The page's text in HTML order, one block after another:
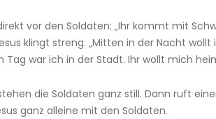
vor den Soldaten: „Ihr kommt mit
klingt streng. „Mitten in der Nacht
Tag war ich in der Stadt. Ihr wollt mich
die Soldaten ganz still. Dann ruft
ganz alleine mit den Soldaten.